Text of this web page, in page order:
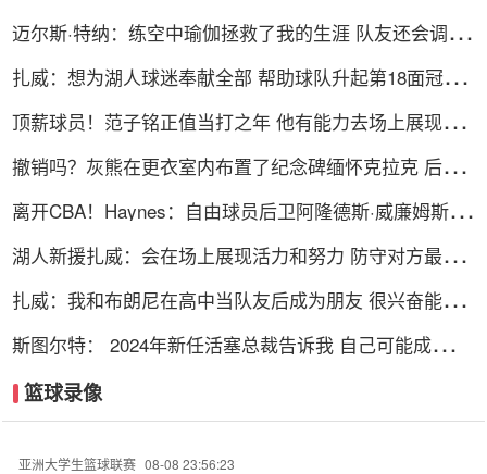
迈尔斯·特纳：练空中瑜伽拯救了我的生涯 队友还会调侃
扎威：想为湖人球迷奉献全部 帮助球队升起第18面冠军
顶薪球员！范子铭正值当打之年 他有能力去场上展现自
撤销吗？灰熊在更衣室内布置了纪念碑缅怀克拉克 后者
离开CBA！Haynes：自由球员后卫阿隆德斯·威廉姆斯签
湖人新援扎威：会在场上展现活力和努力 防守对方最好
扎威：我和布朗尼在高中当队友后成为朋友 很兴奋能再
斯图尔特： 2024年新任活塞总裁告诉我 自己可能成为交
篮球录像
亚洲大学生篮球联赛 08-08 23:56:23